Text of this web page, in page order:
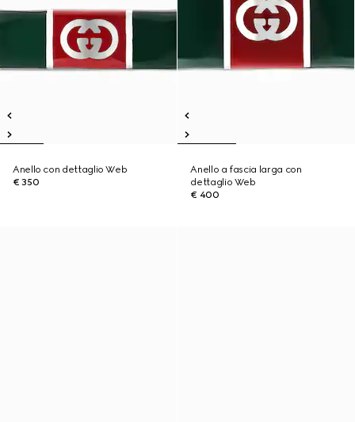
Anello con dettaglio Web
€ 350
Anello a fascia larga con
dettaglio Web
€ 400